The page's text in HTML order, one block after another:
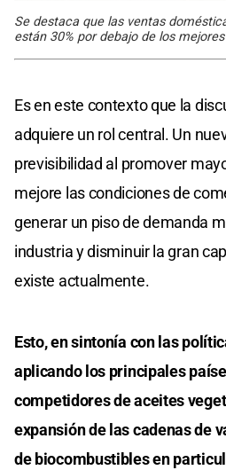
Se destaca que las ventas
están 30% por debajo de los
Es en este contexto que la
adquiere un rol central. Un
previsibilidad al promover
mejore las condiciones de
generar un piso de demanda
industria y disminuir la gran
existe actualmente.
Esto, en sintonía con las
aplicando los principales
competidores de aceites
expansión de las cadenas de
de biocombustibles en